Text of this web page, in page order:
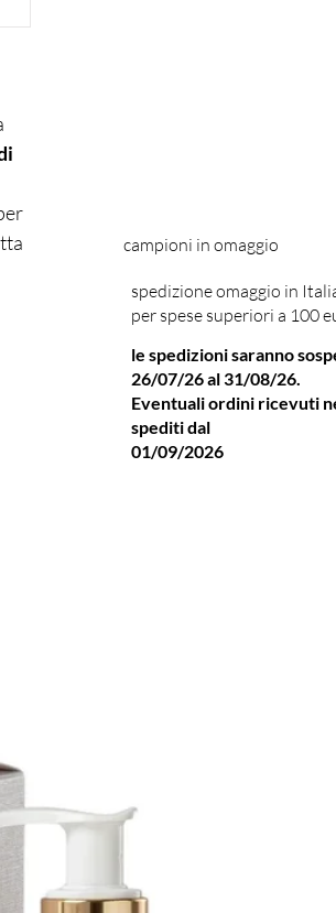
campioni in omaggio
spedizione omaggio in
per spese superiori a 100
le spedizioni saranno
26/07/26 al 31/08/26.
Eventuali ordini ricevuti
spediti dal
01/09/2026